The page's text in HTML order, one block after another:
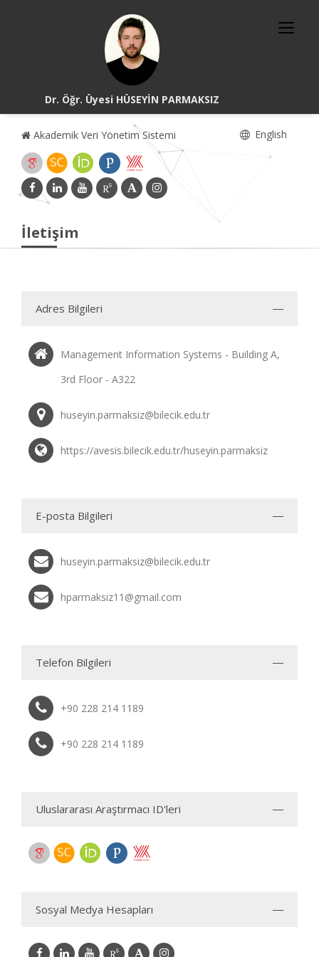
Dr. Öğr. Üyesi HÜSEYİN PARMAKSIZ
Akademik Veri Yönetim Sistemi English
İletişim
Adres Bilgileri
Management Information Systems - Building A,
3rd Floor - A322
huseyin.parmaksiz@bilecik.edu.tr
https://avesis.bilecik.edu.tr/huseyin.parmaksiz
E-posta Bilgileri
huseyin.parmaksiz@bilecik.edu.tr
hparmaksiz11@gmail.com
Telefon Bilgileri
+90 228 214 1189
+90 228 214 1189
Uluslararası Araştırmacı ID'leri
Sosyal Medya Hesapları